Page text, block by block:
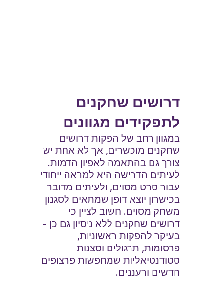
דרושים שחקנים
לתפקידים מגוונים
במגוון רחב של הפקות דרושים
שחקנים מוכשרים, אך לא אחת יש
צורך גם בהתאמה לאפיון הדמות.
לעיתים הדרישה היא למראה ייחודי
עבור סרט מסוים, ולעיתים מדובר
בכישרון יוצא דופן שמתאים לסגנון
משחק מסוים. חשוב לציין כי
דרושים שחקנים ללא ניסיון גם כן –
בעיקר להפקות ראשוניות,
פרסומות, תרגולים וסצנות
סטודנטיאליות שמחפשות פרצופים
חדשים ורעננים.